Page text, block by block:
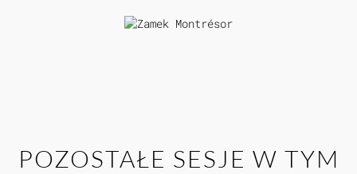
POZOSTAŁE SESJE W TYM